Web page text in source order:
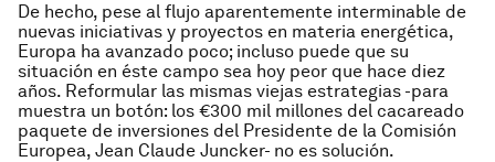
De hecho, pese al flujo aparentemente interminable de
nuevas iniciativas y proyectos en materia energética,
Europa ha avanzado poco; incluso puede que su
situación en éste campo sea hoy peor que hace diez
años. Reformular las mismas viejas estrategias -para
muestra un botón: los €300 mil millones del cacareado
paquete de inversiones del Presidente de la Comisión
Europea, Jean Claude Juncker- no es solución.